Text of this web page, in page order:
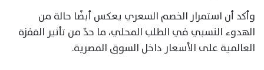
وأكد أن استمرار الخصم السعري يعكس أيضًا حالة من
الهدوء النسبي في الطلب المحلي، ما حدّ من تأثير القفزة
العالمية على الأسعار داخل السوق المصرية.